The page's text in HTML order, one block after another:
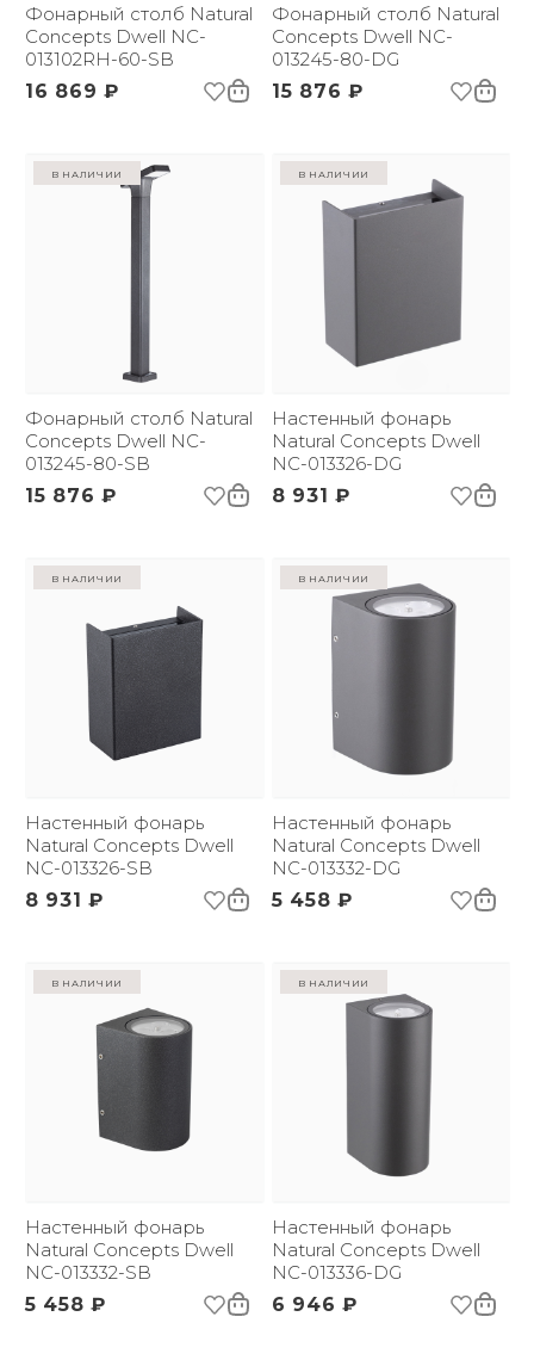
Фонарный столб Natural
Concepts Dwell NC-
013102RH-60-SB
16 869 ₽
Фонарный столб Natural
Concepts Dwell NC-
013245-80-DG
15 876 ₽
в наличии
Фонарный столб Natural
Concepts Dwell NC-
013245-80-SB
15 876 ₽
в наличии
Настенный фонарь
Natural Concepts Dwell
NC-013326-DG
8 931 ₽
в наличии
Настенный фонарь
Natural Concepts Dwell
NC-013326-SB
8 931 ₽
в наличии
Настенный фонарь
Natural Concepts Dwell
NC-013332-DG
5 458 ₽
в наличии
Настенный фонарь
Natural Concepts Dwell
NC-013332-SB
5 458 ₽
в наличии
Настенный фонарь
Natural Concepts Dwell
NC-013336-DG
6 946 ₽